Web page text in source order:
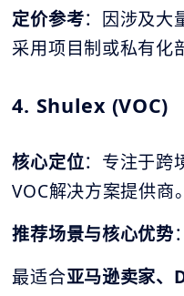
定价参考：因涉及大
采用项目制或私有化
4. Shulex (VOC)
核心定位：专注于跨
VOC解决方案提供商。
推荐场景与核心优势：
最适合亚马逊卖家、